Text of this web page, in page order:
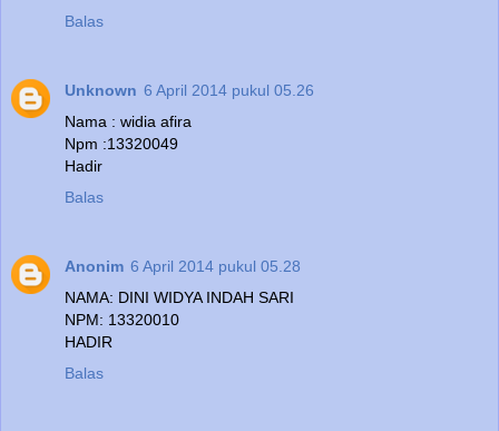
Balas
Unknown 6 April 2014 pukul 05.26
Nama : widia afira
Npm :13320049
Hadir
Balas
Anonim 6 April 2014 pukul 05.28
NAMA: DINI WIDYA INDAH SARI
NPM: 13320010
HADIR
Balas